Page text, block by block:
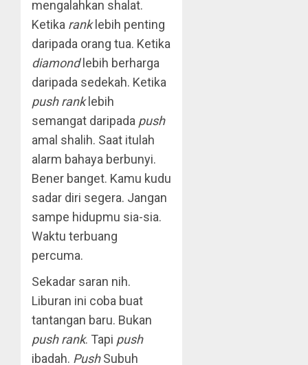
mengalahkan shalat.
Ketika ranklebih penting
daripada orang tua. Ketika
diamondlebih berharga
daripada sedekah. Ketika
push ranklebih
semangat daripada push
amal shalih. Saat itulah
alarm bahaya berbunyi.
Bener banget. Kamu kudu
sadar diri segera. Jangan
sampe hidupmu sia-sia.
Waktu terbuang
percuma.
Sekadar saran nih.
Liburan ini coba buat
tantangan baru. Bukan
push rank. Tapi push
ibadah. PushSubuh